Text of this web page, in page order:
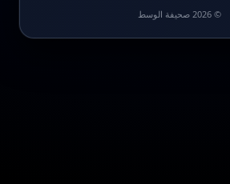
© 2026 صحيفة الوسط